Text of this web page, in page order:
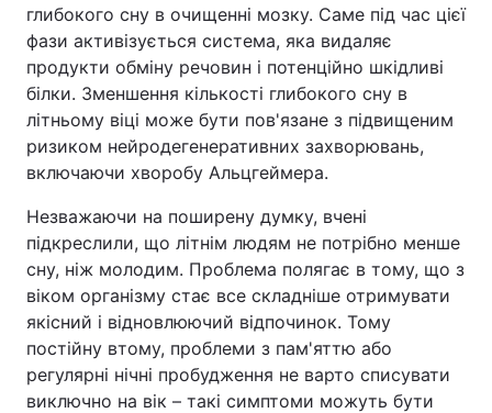
глибокого сну в очищенні мозку. Саме під час цієї
фази активізується система, яка видаляє
продукти обміну речовин і потенційно шкідливі
білки. Зменшення кількості глибокого сну в
літньому віці може бути пов'язане з підвищеним
ризиком нейродегенеративних захворювань,
включаючи хворобу Альцгеймера.
Незважаючи на поширену думку, вчені
підкреслили, що літнім людям не потрібно менше
сну, ніж молодим. Проблема полягає в тому, що з
віком організму стає все складніше отримувати
якісний і відновлюючий відпочинок. Тому
постійну втому, проблеми з пам'яттю або
регулярні нічні пробудження не варто списувати
виключно на вік – такі симптоми можуть бути